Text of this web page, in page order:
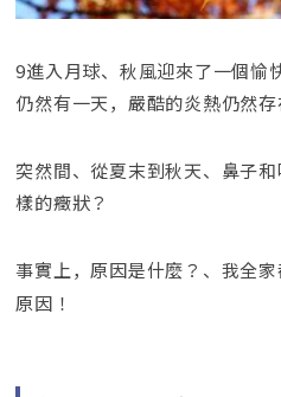
9進入月球、秋風迎來了一個愉
仍然有一天，嚴酷的炎熱仍然存
突然間、從夏末到秋天、鼻子
樣的癥狀？
事實上，原因是什麼？、我全
原因！